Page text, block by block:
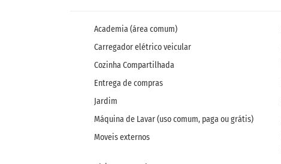
Academia (área comum)
Carregador elétrico veicular
Cozinha Compartilhada
Entrega de compras
Jardim
Máquina de Lavar (uso comum, paga ou grátis)
Moveis externos